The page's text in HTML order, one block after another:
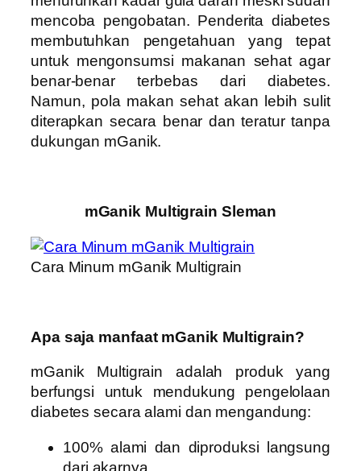
mencoba pengobatan. Penderita diabetes
membutuhkan pengetahuan yang tepat
untuk mengonsumsi makanan sehat agar
benar-benar terbebas dari diabetes.
Namun, pola makan sehat akan lebih sulit
diterapkan secara benar dan teratur tanpa
dukungan mGanik.
mGanik Multigrain Sleman
Cara Minum mGanik Multigrain
Apa saja manfaat mGanik Multigrain?
mGanik Multigrain adalah produk yang
berfungsi untuk mendukung pengelolaan
diabetes secara alami dan mengandung:
100% alami dan diproduksi langsung
dari akarnya